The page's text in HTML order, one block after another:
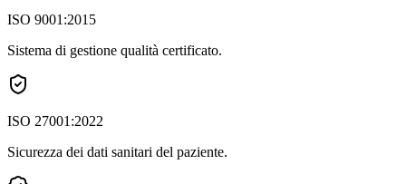
ISO 9001:2015
Sistema di gestione qualità certificato.
ISO 27001:2022
Sicurezza dei dati sanitari del paziente.